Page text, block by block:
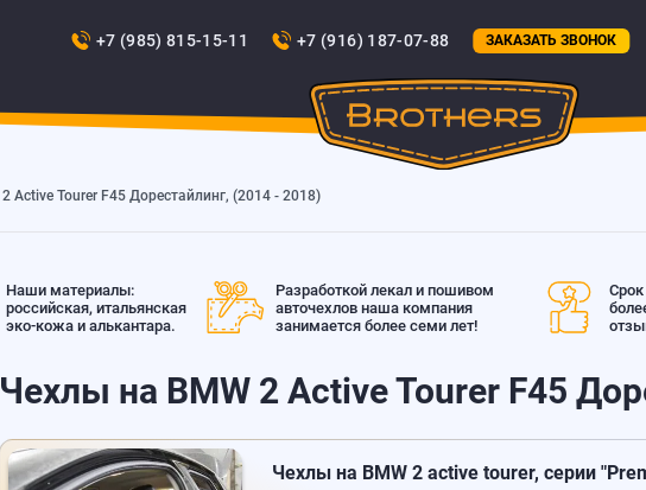
+7 (985) 815-15-11 +7 (916) 187-07-88 ЗАКАЗАТЬ ЗВОНОК
2 Active Tourer F45 Дорестайлинг, (2014 - 2018)
Наши материалы:
российская, итальянская
эко-кожа и алькантара.
Разработкой лекал и пошивом
авточехлов наша компания
занимается более семи лет!
Срок
Чехлы на BMW 2 Active Tourer F45
Чехлы на BMW 2 active tourer, серии